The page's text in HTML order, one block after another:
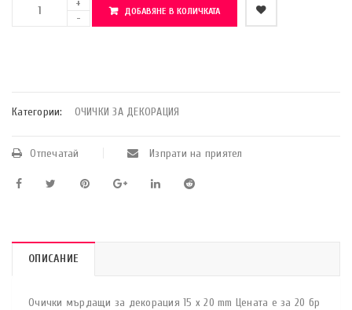
ДОБАВЯНЕ В КОЛИЧКАТА
Категории: ОЧИЧКИ ЗА ДЕКОРАЦИЯ
Отпечатай Изпрати на приятел
ОПИСАНИЕ
Очички мърдащи за декорация 15 x 20 mm Цената е за 20 бр